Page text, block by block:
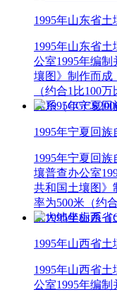
1995年山东省
1995年山东省
公室1995年编
壤图》制作而成
（约合1比100
标系（
1995年宁夏回
1995年宁夏回
壤普查办公室
共和国土壤图》
率为500米（约
家大地坐标系（
1995年山西省
1995年山西省
公室1995年编